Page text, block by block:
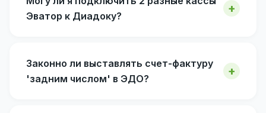
Эватор к Диадоку?
Законно ли выставлять счет-фактуру
'задним числом' в ЭДО?